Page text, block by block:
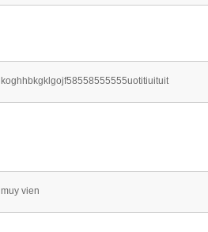
koghhbkgklgojf58558555555uotitiuituit
muy vien